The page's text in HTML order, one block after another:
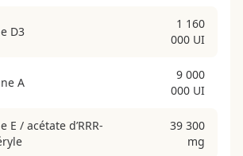
D3
1 160
000 UI
A
9 000
000 UI
E / acétate d’RRR-
39 300
mg